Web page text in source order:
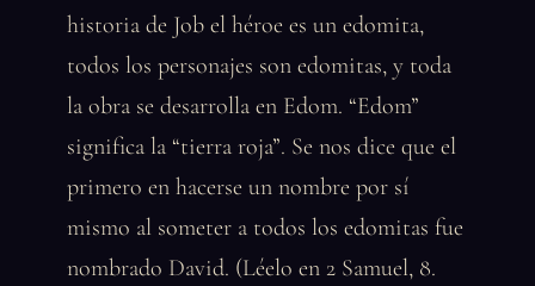
historia de Job el héroe es un edomita,
todos los personajes son edomitas, y toda
la obra se desarrolla en Edom. “Edom”
significa la “tierra roja”. Se nos dice que el
primero en hacerse un nombre por sí
mismo al someter a todos los edomitas fue
nombrado David. (Léelo en 2 Samuel, 8.